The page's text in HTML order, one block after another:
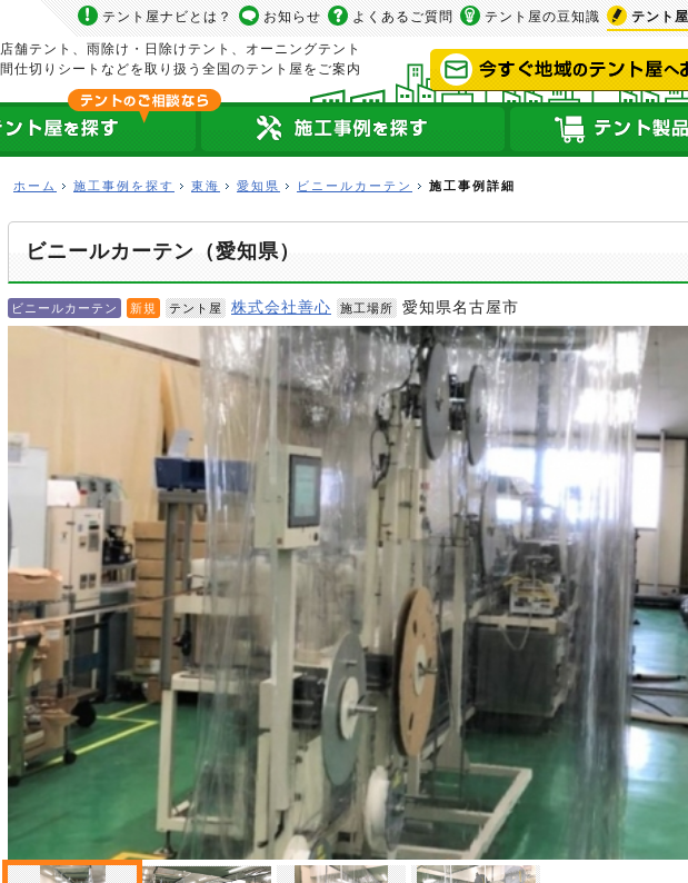
テント屋ナビとは？ お知らせ よくあるご質問 テント屋の豆知識 テント
店舗テント、雨除け・日除けテント、オーニングテント
間仕切りシートなどを取り扱う全国のテント屋をご案内
ホーム 施工事例を探す 東海 愛知県 ビニールカーテン 施工事例詳細
ビニールカーテン（愛知県）
ビニールカーテン 新規 テント屋 株式会社善心 施工場所 愛知県名古屋市